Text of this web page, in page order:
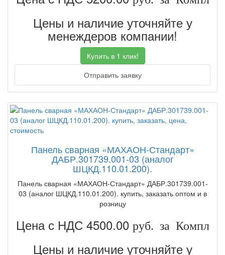
Цены и наличие уточняйте у
менеждеров компании!
Купить в 1 клик!
Отправить заявку
Панель сварная «МАХАОН-Стандарт»
ДАБР.301739.001-03 (аналог
ШЦКД.110.01.200).
Панель сварная «МАХАОН-Стандарт» ДАБР.301739.001-
03 (аналог ШЦКД.110.01.200). купить, заказать оптом и в
розницу
Цена с НДС 4500.00 руб. за Компл
Цены и наличие уточняйте у